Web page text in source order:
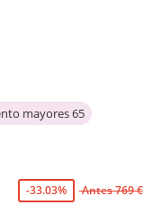
mayores 65
-33.03%
Antes 769 €